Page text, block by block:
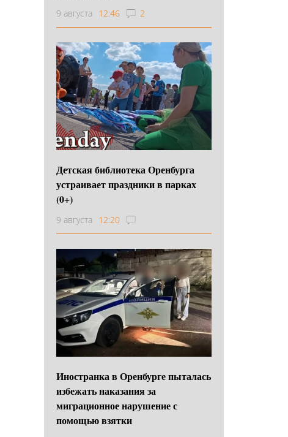
9 августа 12:46 2
Детская библиотека Оренбурга
устраивает праздники в парках
(0+)
9 августа 12:20
Иностранка в Оренбурге пыталась
избежать наказания за
миграционное нарушение с
помощью взятки